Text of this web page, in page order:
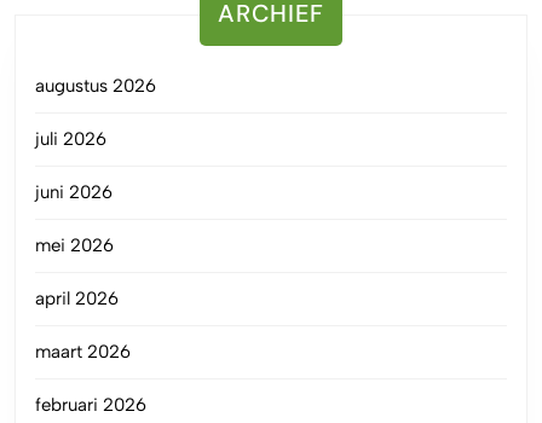
ARCHIEF
augustus 2026
juli 2026
juni 2026
mei 2026
april 2026
maart 2026
februari 2026